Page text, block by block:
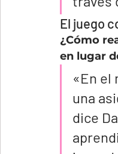
El juego
¿Cómo
en lugar
«En el
una
dice